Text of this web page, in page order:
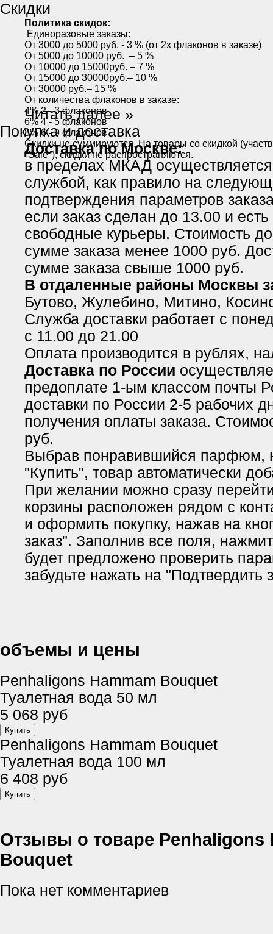
Скидки
Политика скидок:
Единоразовые заказы:
От 3000 до 5000 руб. - 3 % (от 2х флаконов в заказе)
От 5000 до 10000 руб. – 5 %
От 10000 до 15000руб. – 7 %
От 15000 до 30000руб.– 10 %
От 30000 руб.– 15 %
От количества флаконов в заказе:
4% 2 - 3 флаконов
6% 4 - 5 флаконов
8% 6 - 9 флаконов
Скидки не суммируются. На товары со скидкой
"Sale"), скидки не распространяются.
Читать далее »
Покупка и доставка
Доставка по Москве:
в пределах МКАД осуществляется
службой, как правило на
подтверждения параметров
если заказ сделан до 13.00 и
свободные курьеры. Стоимость
сумме заказа менее 1000 руб.
сумме заказа свыше 1000 руб.
В отдаленные районы Москвы
Бутово, Жулебино, Митино,
Служба доставки работает с
с 11.00 до 21.00
Оплата производится в рублях,
Доставка по России
предоплате 1-ым классом почты
доставки по России 2-5 рабочих
получения оплаты заказа.
руб.
Выбрав понравившийся парфюм,
"Купить", товар автоматически
При желании можно сразу
корзины расположен рядом с
и оформить покупку, нажав на
заказ". Заполнив все поля,
будет предложено проверить
забудьте нажать на "Подтвердить
объемы и цены
Penhaligons Hammam Bouquet
Туалетная вода 50 мл
5 068 руб
Penhaligons Hammam Bouquet
Туалетная вода 100 мл
6 408 руб
Отзывы о товаре Penhaligons
Bouquet
Пока нет комментариев